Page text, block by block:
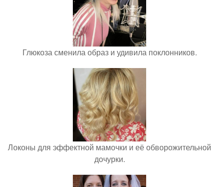
Глюкоза сменила образ и удивила поклонников.
Локоны для эффектной мамочки и её обворожительной
дочурки.